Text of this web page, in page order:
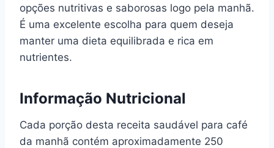
opções nutritivas e saborosas logo pela manhã.
É uma excelente escolha para quem deseja
manter uma dieta equilibrada e rica em
nutrientes.
Informação Nutricional
Cada porção desta receita saudável para café
da manhã contém aproximadamente 250